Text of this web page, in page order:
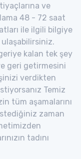
ve
48 - 72 saat
ile ilgili bilgiye
kalan tek şey
geri getirmesini
verdikten
Temiz
tüm aşamalarını
zaman
tadını